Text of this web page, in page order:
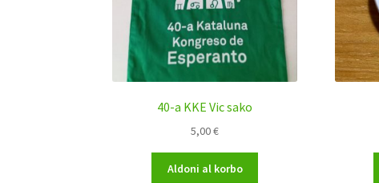
40-a KKE Vic sako
5,00€
Aldoni al korbo